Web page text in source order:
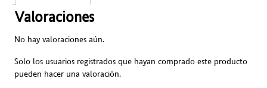
Valoraciones
No hay valoraciones aún.
Solo los usuarios registrados que hayan comprado este producto
pueden hacer una valoración.